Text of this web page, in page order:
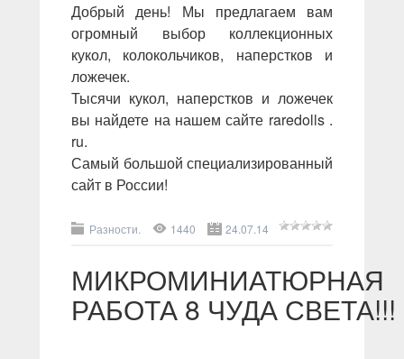
Добрый день! Мы предлагаем вам
огромный выбор коллекционных
кукол, колокольчиков, наперстков и
ложечек.
Тысячи кукол, наперстков и ложечек
вы найдете на нашем сайте raredolls .
ru.
Самый большой специализированный
сайт в России!
Разности. 1440 24.07.14
МИКРОМИНИАТЮРНАЯ
РАБОТА 8 ЧУДА СВЕТА!!!